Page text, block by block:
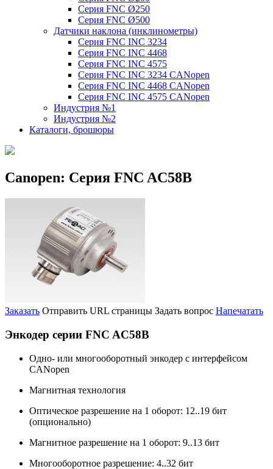
Серия FNC Ø250
Серия FNC Ø500
Датчики наклона (инклинометры)
Серия FNC INC 3234
Серия FNC INC 4468
Серия FNC INC 4575
Серия FNC INC 3234 CANopen
Серия FNC INC 4468 CANopen
Серия FNC INC 4575 CANopen
Индустрия №1
Индустрия №2
Каталоги, брошюры
Canopen: Серия FNC AC58B
Заказать Отправить URL страницы Задать вопрос Напечатать
Энкодер серии FNC AC58B
Одно- или многооборотный энкодер с интерфейсом
CANopen
Магнитная технология
Оптическое разрешение на 1 оборот: 12..19 бит
(опционально)
Магнитное разрешение на 1 оборот: 9..13 бит
Многооборотное разрешение: 4..32 бит